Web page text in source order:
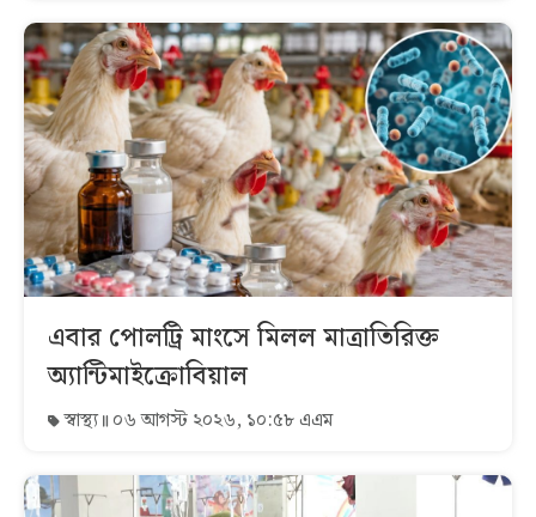
এবার পোলট্রি মাংসে মিলল মাত্রাতিরিক্ত
অ্যান্টিমাইক্রোবিয়াল
স্বাস্থ্য ০৬ আগস্ট ২০২৬, ১০:৫৮ এএম